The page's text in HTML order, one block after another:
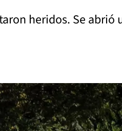
heridos. Se